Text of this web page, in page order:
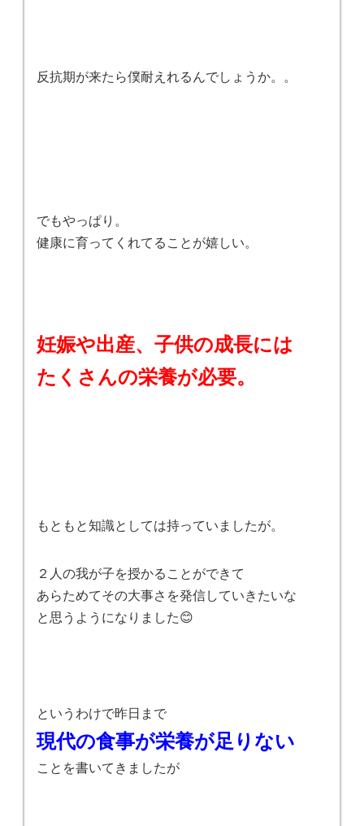
反抗期が来たら僕耐えれるんでしょうか。。
でもやっぱり。
健康に育ってくれてることが嬉しい。
妊娠や出産、子供の成長には
たくさんの栄養が必要。
もともと知識としては持っていましたが。
２人の我が子を授かることができて
あらためてその大事さを発信していきたいな
と思うようになりました😊
というわけで昨日まで
現代の食事が栄養が足りない
ことを書いてきましたが